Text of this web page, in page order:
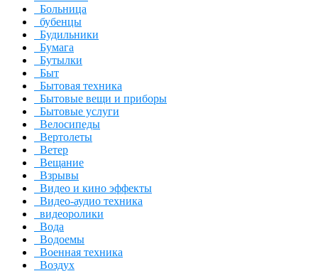
Больница
бубенцы
Будильники
Бумага
Бутылки
Быт
Бытовая техника
Бытовые вещи и приборы
Бытовые услуги
Велосипеды
Вертолеты
Ветер
Вещание
Взрывы
Видео и кино эффекты
Видео-аудио техника
видеоролики
Вода
Водоемы
Военная техника
Воздух